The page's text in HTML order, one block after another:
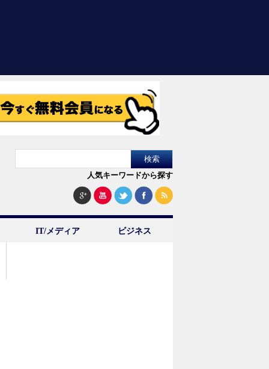
人気キーワードから探す
IT/メディア ビジネス